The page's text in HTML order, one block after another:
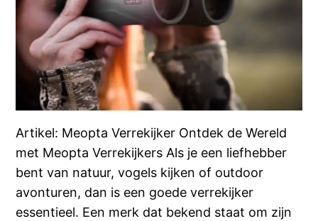
Artikel: Meopta Verrekijker Ontdek de Wereld
met Meopta Verrekijkers Als je een liefhebber
bent van natuur, vogels kijken of outdoor
avonturen, dan is een goede verrekijker
essentieel. Een merk dat bekend staat om zijn